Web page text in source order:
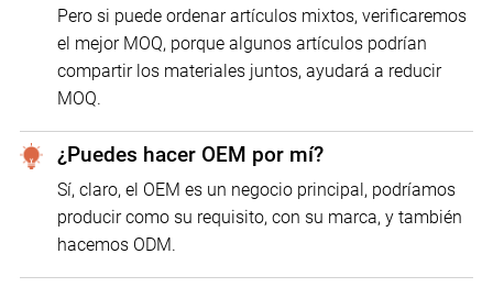
Pero si puede ordenar artículos mixtos, verificaremos
el mejor MOQ, porque algunos artículos podrían
compartir los materiales juntos, ayudará a reducir
MOQ.
¿Puedes hacer OEM por mí?
Sí, claro, el OEM es un negocio principal, podríamos
producir como su requisito, con su marca, y también
hacemos ODM.